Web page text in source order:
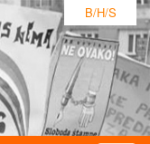
B/H/S